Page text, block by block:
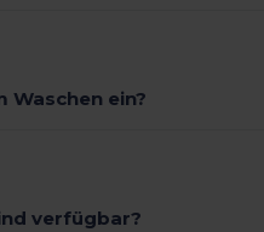
Waschen ein?
verfügbar?